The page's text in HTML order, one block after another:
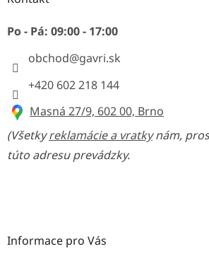
Po - Pá: 09:00 - 17:00
obchod@gavri.sk
+420 602 218 144
Masná 27/9, 602 00, Brno
(Všetkyreklamácie a vratkynám,
túto adresu prevádzky.
Informace pro Vás